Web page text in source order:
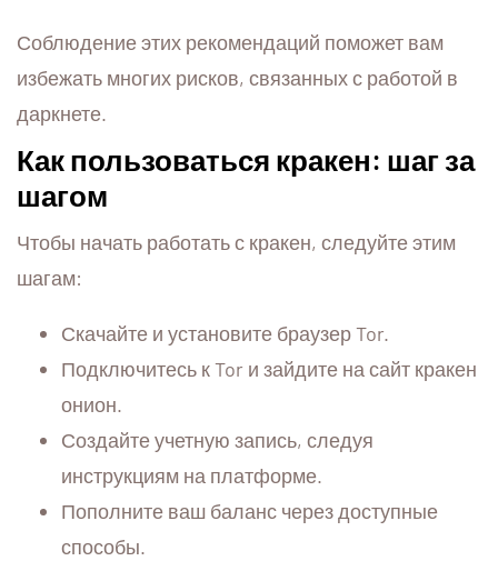
Соблюдение этих рекомендаций поможет вам
избежать многих рисков, связанных с работой в
даркнете.
Как пользоваться кракен: шаг за
шагом
Чтобы начать работать с кракен, следуйте этим
шагам:
Скачайте и установите браузер Tor.
Подключитесь к Tor и зайдите на сайт кракен
онион.
Создайте учетную запись, следуя
инструкциям на платформе.
Пополните ваш баланс через доступные
способы.